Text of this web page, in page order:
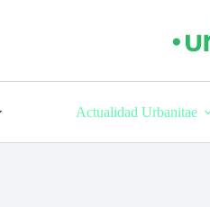
Actualidad Urbanitae